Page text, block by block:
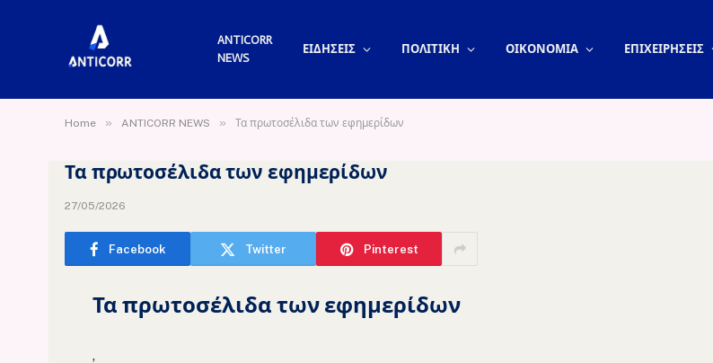
ANTICORR
NEWS
ΕΙΔΗΣΕΙΣ ΠΟΛΙΤΙΚΗ ΟΙΚΟΝΟΜΙΑ ΕΠΙΧΕΙΡΗΣΕΙΣ
Home » ANTICORR NEWS » Τα πρωτοσέλιδα των εφημερίδων
Τα πρωτοσέλιδα των εφημερίδων
27/05/2026
Facebook Twitter Pinterest
Τα πρωτοσέλιδα των εφημερίδων
,